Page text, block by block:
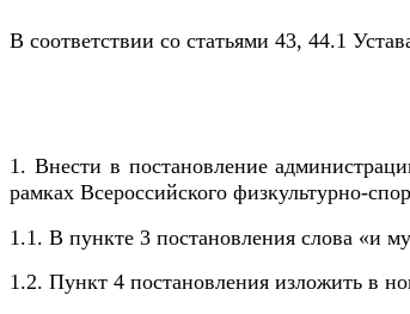
В соответствии со статьями 43, 44.1
1. Внести в постановление
рамках Всероссийского физкультурно-
1.1. В пункте 3 постановления слова «и
1.2. Пункт 4 постановления изложить в